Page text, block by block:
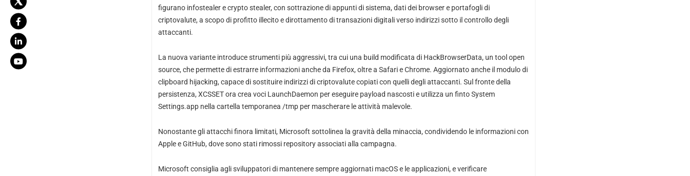
figurano infostealer e crypto stealer, con sottrazione di appunti di sistema, dati dei browser e portafogli di
criptovalute, a scopo di profitto illecito e dirottamento di transazioni digitali verso indirizzi sotto il controllo degli
attaccanti.
La nuova variante introduce strumenti più aggressivi, tra cui una build modificata di HackBrowserData, un tool open
source, che permette di estrarre informazioni anche da Firefox, oltre a Safari e Chrome. Aggiornato anche il modulo di
clipboard hijacking, capace di sostituire indirizzi di criptovalute copiati con quelli degli attaccanti. Sul fronte della
persistenza, XCSSET ora crea voci LaunchDaemon per eseguire payload nascosti e utilizza un finto System
Settings.app nella cartella temporanea /tmp per mascherare le attività malevole.
Nonostante gli attacchi finora limitati, Microsoft sottolinea la gravità della minaccia, condividendo le informazioni con
Apple e GitHub, dove sono stati rimossi repository associati alla campagna.
Microsoft consiglia agli sviluppatori di mantenere sempre aggiornati macOS e le applicazioni, e verificare